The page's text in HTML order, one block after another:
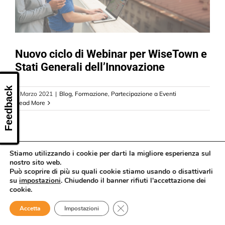
CONTATTI
Nuovo ciclo di Webinar per WiseTown e
Stati Generali dell’Innovazione
5 Marzo 2021 | Blog, Formazione, Partecipazione a Eventi
Read More
Stiamo utilizzando i cookie per darti la migliore esperienza sul
nostro sito web.
Può scoprire di più su quali cookie stiamo usando o disattivarli
su impostazioni. Chiudendo il banner rifiuti l'accettazione dei
cookie.
Accetta Impostazioni Close GDPR Cookie Banner
Feedback